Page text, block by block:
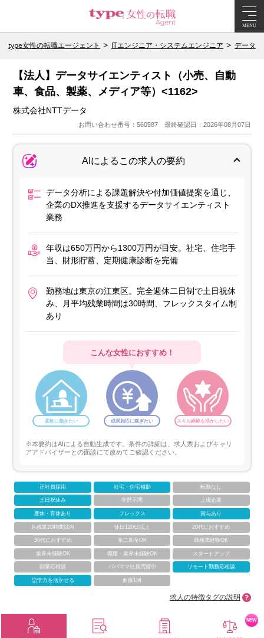
MENU
type女性の転職エージェント ITエンジニア・システムエンジニア データ
【法人】データサイエンティスト（小売、自動
車、食品、製薬、メディア等）<1162>
株式会社NTTデータ
お問い合わせ番号：560587 最終確認日：2026年08月07日
AIによるこの求人の要約
データ分析による課題解決や付加価値提案を通じ、
企業のDX推進を支援するデータサイエンティスト
業務
年収は650万円から1300万円が目安。社宅、住宅手
当、財形貯蓄、定期健康診断を完備
勤務地は東京の江東区。完全週休二日制で土日祝休
み、月平均残業時間は30時間、フレックスタイム制
あり
こんな女性におすすめ！
柔軟に働きたい 成果相応に稼ぎたい スキル経験を活かしたい
※本要約はAIによる自動生成です。条件の詳細は、求人票およびキャリ
アアドバイザーとの面談にて改めてご確認ください。
正社員採用 社宅・住宅補助 転勤なし
土日祝休み 学歴不問 上場企業
産休・育休あり フレックス 賞与あり
月残業20時間以内 休日120日以上 20代におすすめ
30代におすすめ 第二新卒OK 職種未経験OK
業界未経験OK 職種・業界未経験OK スタートアップ
副業応相談 パパママ社員活躍中 リモート勤務応相談
語学力を活かせる 面接1回
求人の特徴タグの説明
NEW